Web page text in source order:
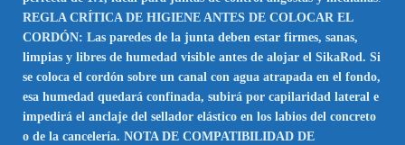
REGLA CRÍTICA DE HIGIENE ANTES DE COLOCAR EL
CORDÓN: Las paredes de la junta deben estar firmes, sanas,
limpias y libres de humedad visible antes de alojar el SikaRod. Si
se coloca el cordón sobre un canal con agua atrapada en el fondo,
esa humedad quedará confinada, subirá por capilaridad lateral e
impedirá el anclaje del sellador elástico en los labios del concreto
o de la cancelería. NOTA DE COMPATIBILIDAD DE